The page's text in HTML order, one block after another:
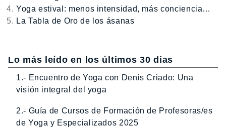
Yoga estival: menos intensidad, más conciencia…
La Tabla de Oro de los ásanas
Lo más leído en los últimos 30 dias
1.- Encuentro de Yoga con Denis Criado: Una
visión integral del yoga
2.- Guía de Cursos de Formación de Profesoras/es
de Yoga y Especializados 2025